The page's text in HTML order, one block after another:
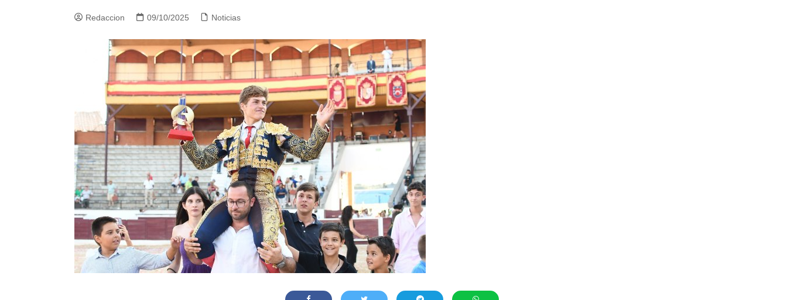
Redaccion 09/10/2025 Noticias